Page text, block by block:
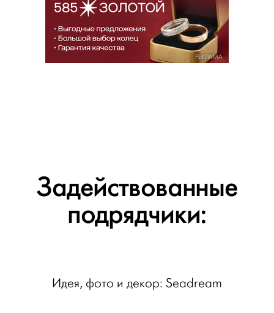
РЕКЛАМА
Задействованные
подрядчики:
Идея, фото и декор: Seadream